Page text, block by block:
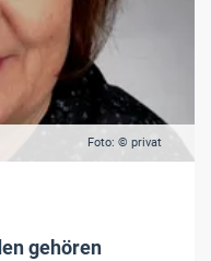
Foto: © privat
gehören